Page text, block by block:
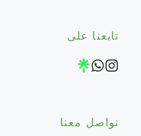
تابعنا على
تواصل معنا